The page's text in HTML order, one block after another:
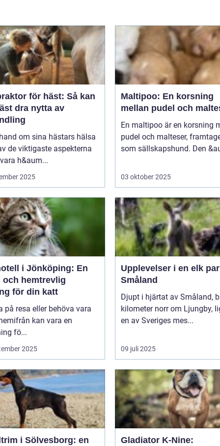
för häst: Så kan
dra nytta av
om sina hästars hälsa
de viktigaste aspekterna
h&aum...
2025
Maltipoo: En korsning
mellan pudel och
En maltipoo är en korsning
pudel och malteser,
som sällskapshund. Den
03 oktober 2025
i Jönköping: En
och hemtrevlig
för din katt
på resa eller behöva vara
kan vara en
fö...
2025
Upplevelser i en elk
Småland
Djupt i hjärtat av Småland,
kilometer norr om Ljungby,
en av Sveriges mes...
09 juli 2025
i Sölvesborg: en
Gladiator K-Nine: